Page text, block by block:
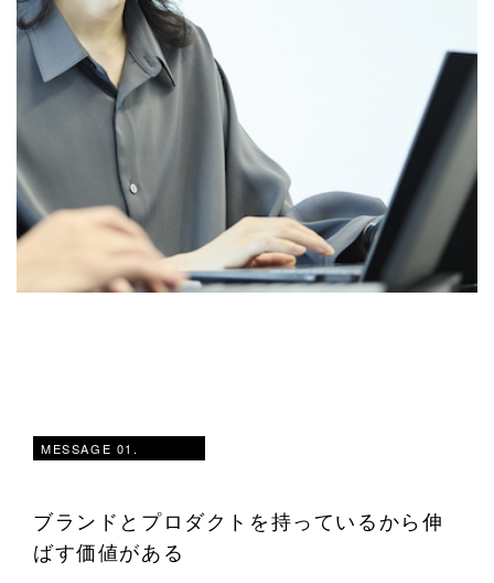
MESSAGE 01.
ブランドとプロダクトを持っているから伸
ばす価値がある